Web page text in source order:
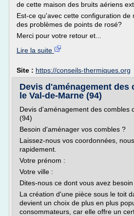
de cette maison des bruits aériens
Est-ce qu'avec cette configuration de
des problèmes de points de rosé?
Merci pour votre retour et...
Lire la suite
Site : https://conseils-thermiques.org
Devis d'aménagement des
le Val-de-Marne (94)
Devis d'aménagement des combles
(94)
Besoin d'aménager vos combles ?
Laissez-nous vos coordonnées,
rapidement.
Votre prénom :
Votre ville :
Dites-nous ce dont vous avez
La création d'une pièce sous le toit
devient un choix de plus en plus
consommateurs, car elle offre un